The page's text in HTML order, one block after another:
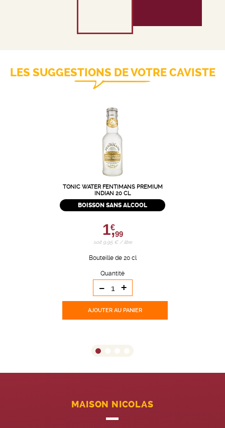
LES SUGGESTIONS DE VOTRE CAVISTE
TONIC WATER FENTIMANS PREMIUM
INDIAN 20 CL
BOISSON SANS ALCOOL
1,
€
99
soit 9,95 € / litre
Bouteille de 20 cl
Quantité
- +
AJOUTER AU PANIER
MAISON NICOLAS